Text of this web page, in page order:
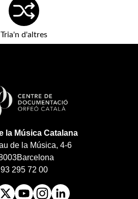
Tria'n d'altres
la Música Catalana
de la Música, 4-6
Barcelona
93 295 72 00